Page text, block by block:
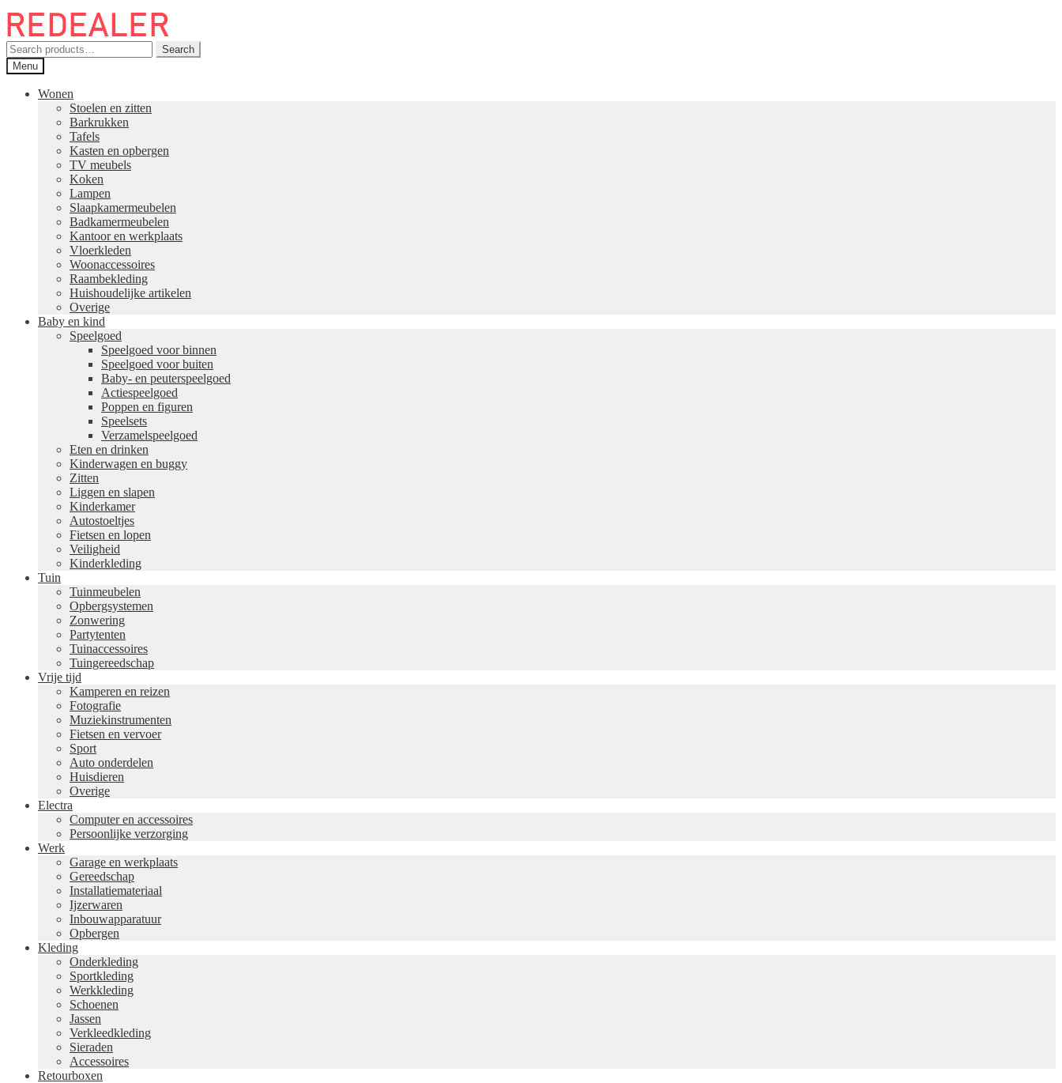
Skip
to
navigation
Skip
to
content
Search
for:
Search
Menu
Wonen
Stoelen en zitten
Barkrukken
Tafels
Kasten en opbergen
TV meubels
Koken
Lampen
Slaapkamermeubelen
Badkamermeubelen
Kantoor en werkplaats
Vloerkleden
Woonaccessoires
Raambekleding
Huishoudelijke artikelen
Overige
Baby en kind
Speelgoed
Speelgoed voor binnen
Speelgoed voor buiten
Baby- en peuterspeelgoed
Actiespeelgoed
Poppen en figuren
Speelsets
Verzamelspeelgoed
Eten en drinken
Kinderwagen en buggy
Zitten
Liggen en slapen
Kinderkamer
Autostoeltjes
Fietsen en lopen
Veiligheid
Kinderkleding
Tuin
Tuinmeubelen
Opbergsystemen
Zonwering
Partytenten
Tuinaccessoires
Tuingereedschap
Vrije tijd
Kamperen en reizen
Fotografie
Muziekinstrumenten
Fietsen en vervoer
Sport
Auto onderdelen
Huisdieren
Overige
Electra
Computer en accessoires
Persoonlijke verzorging
Werk
Garage en werkplaats
Gereedschap
Installatiemateriaal
Ijzerwaren
Inbouwapparatuur
Opbergen
Kleding
Onderkleding
Sportkleding
Werkkleding
Schoenen
Jassen
Verkleedkleding
Sieraden
Accessoires
Retourboxen